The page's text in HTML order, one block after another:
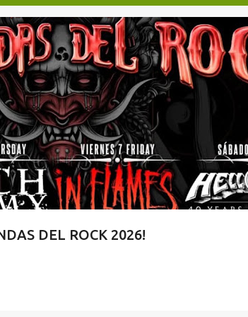
DEL ROCK 2026!
TAQUILLA.COM